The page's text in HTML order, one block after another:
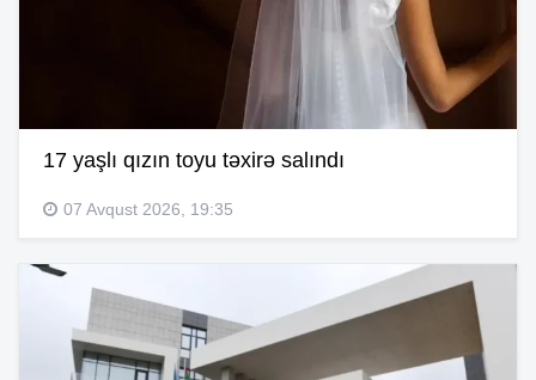
17 yaşlı qızın toyu təxirə salındı
07 Avqust 2026, 19:35